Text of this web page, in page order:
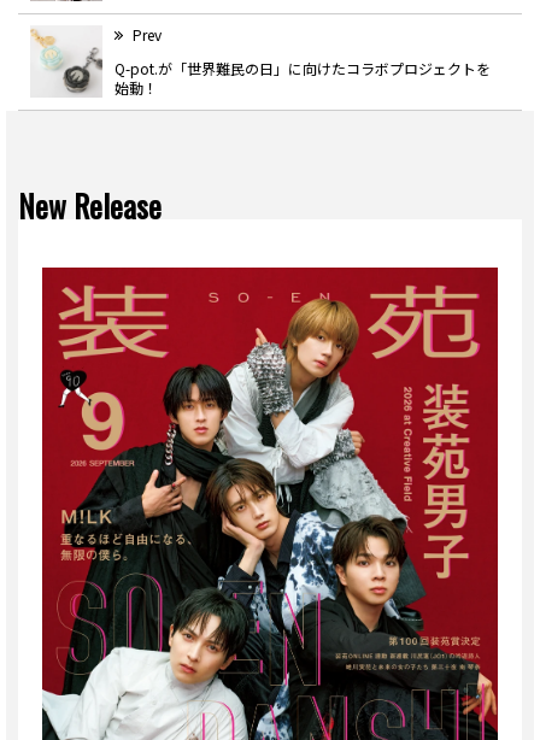
Prev
Q-pot.が「世界難民の日」に向けたコラボプロジェクトを
始動！
New Release